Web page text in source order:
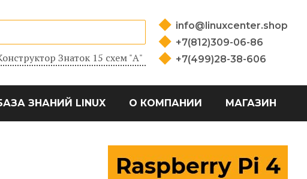
Знаток 15 схем "А"
info@linuxcenter.shop
+7(812)309-06-86
+7(499)28-38-606
ЗНАНИЙ LINUX О КОМПАНИИ МАГАЗИН